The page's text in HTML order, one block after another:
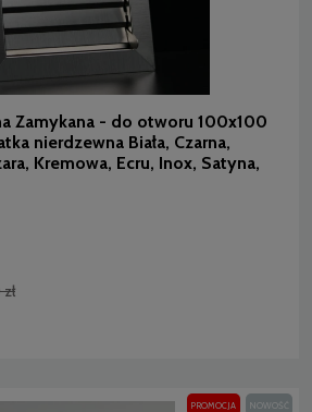
Zamykana - do otworu 100x100
nierdzewna Biała, Czarna,
Kremowa, Ecru, Inox, Satyna,
PROMOCJA NOWOŚĆ